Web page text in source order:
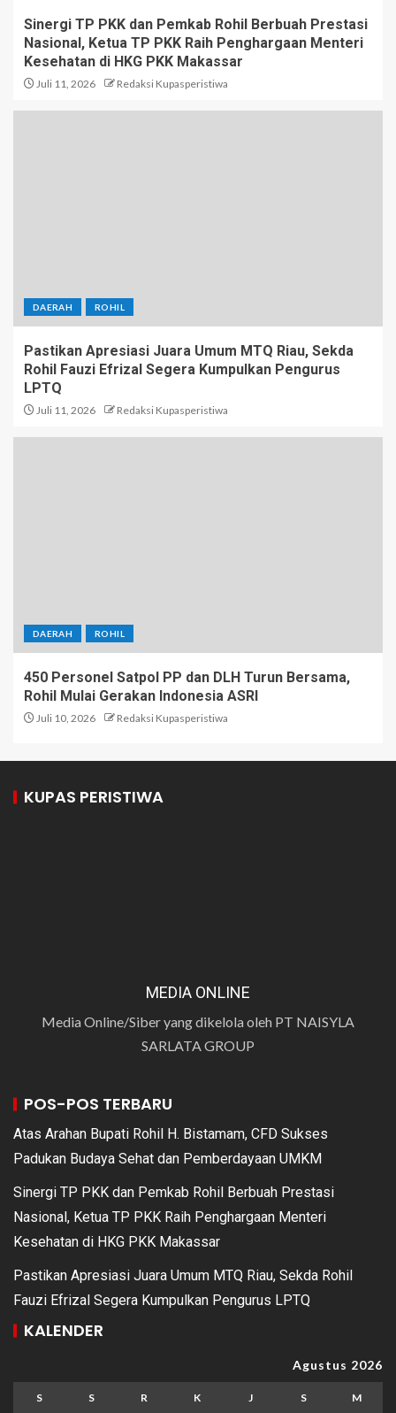
Sinergi TP PKK dan Pemkab Rohil Berbuah Prestasi
Nasional, Ketua TP PKK Raih Penghargaan Menteri
Kesehatan di HKG PKK Makassar
Juli 11, 2026 Redaksi Kupasperistiwa
DAERAH ROHIL
Pastikan Apresiasi Juara Umum MTQ Riau, Sekda
Rohil Fauzi Efrizal Segera Kumpulkan Pengurus
LPTQ
Juli 11, 2026 Redaksi Kupasperistiwa
DAERAH ROHIL
450 Personel Satpol PP dan DLH Turun Bersama,
Rohil Mulai Gerakan Indonesia ASRI
Juli 10, 2026 Redaksi Kupasperistiwa
KUPAS PERISTIWA
MEDIA ONLINE
Media Online/Siber yang dikelola oleh PT NAISYLA
SARLATA GROUP
POS-POS TERBARU
Atas Arahan Bupati Rohil H. Bistamam, CFD Sukses
Padukan Budaya Sehat dan Pemberdayaan UMKM
Sinergi TP PKK dan Pemkab Rohil Berbuah Prestasi
Nasional, Ketua TP PKK Raih Penghargaan Menteri
Kesehatan di HKG PKK Makassar
Pastikan Apresiasi Juara Umum MTQ Riau, Sekda Rohil
Fauzi Efrizal Segera Kumpulkan Pengurus LPTQ
KALENDER
Agustus 2026
S S R K J S M